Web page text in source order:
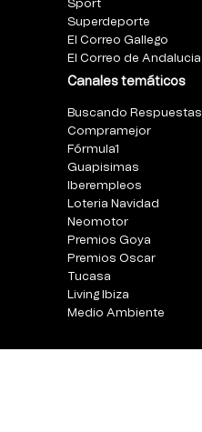
Sport
Superdeporte
El Correo Gallego
El Correo de Andalucia
Canales temáticos
Buscando Respuestas
Compramejor
Fórmula1
Guapisimas
Iberempleos
Loteria Navidad
Neomotor
Premios Goya
Premios Oscar
Tucasa
Living Ibiza
Medio Ambiente